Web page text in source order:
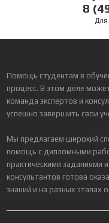
8
Помощь студентам в
процесс. В этом деле
команда экспертов и
успешно завершить свои
Мы предлагаем широкий
помощь с дипломными
практическими
консультантов готова
знаний и на разных этапах